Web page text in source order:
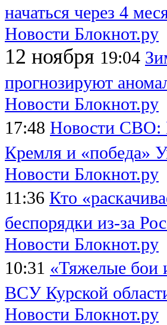
начаться через 4
Новости Блокнот.ру
12 ноября 19:04
прогнозируют
Новости Блокнот.ру
17:48 Новости СВО:
Кремля и «победа»
Новости Блокнот.ру
11:36 Кто
беспорядки из-за
Новости Блокнот.ру
10:31 «Тяжелые бои
ВСУ Курской
Новости Блокнот.ру